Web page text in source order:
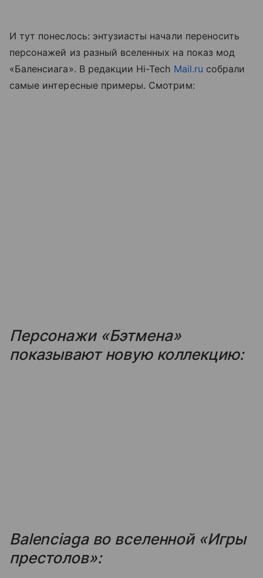
И тут понеслось: энтузиасты начали переносить
персонажей из разный вселенных на показ мод
«Баленсиага». В редакции Hi-Tech Mail.ru собрали
самые интересные примеры. Смотрим:
Персонажи «Бэтмена»
показывают новую коллекцию:
Balenciaga во вселенной «Игры
престолов»: